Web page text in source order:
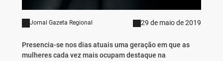
Jornal Gazeta Regional 29 de maio de 2019
Presencia-se nos dias atuais uma geração em que as
mulheres cada vez mais ocupam destaque na